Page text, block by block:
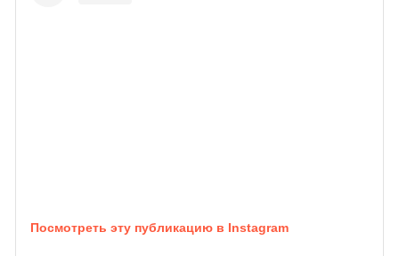
Посмотреть эту публикацию в Instagram